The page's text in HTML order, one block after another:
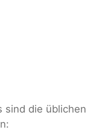
sind die üblichen